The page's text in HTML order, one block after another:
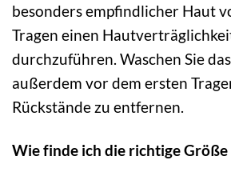
besonders empfindlicher Haut
Tragen einen
durchzuführen. Waschen Sie
außerdem vor dem ersten
Rückstände zu entfernen.
Wie finde ich die richtige